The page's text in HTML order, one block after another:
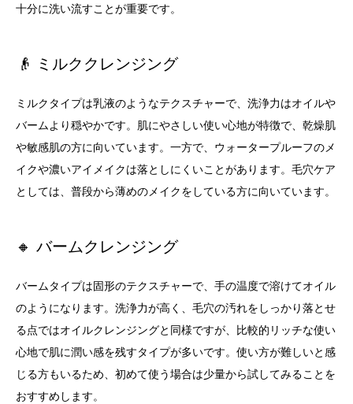
十分に洗い流すことが重要です。
👴 ミルククレンジング
ミルクタイプは乳液のようなテクスチャーで、洗浄力はオイルや
バームより穏やかです。肌にやさしい使い心地が特徴で、乾燥肌
や敏感肌の方に向いています。一方で、ウォータープルーフのメ
イクや濃いアイメイクは落としにくいことがあります。毛穴ケア
としては、普段から薄めのメイクをしている方に向いています。
🔸 バームクレンジング
バームタイプは固形のテクスチャーで、手の温度で溶けてオイル
のようになります。洗浄力が高く、毛穴の汚れをしっかり落とせ
る点ではオイルクレンジングと同様ですが、比較的リッチな使い
心地で肌に潤い感を残すタイプが多いです。使い方が難しいと感
じる方もいるため、初めて使う場合は少量から試してみることを
おすすめします。